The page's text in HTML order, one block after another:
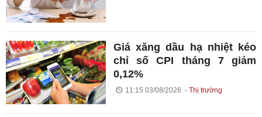
Giá xăng dầu hạ nhiệt kéo
chỉ số CPI tháng 7 giảm
0,12%
11:15 03/08/2026 Thị trường